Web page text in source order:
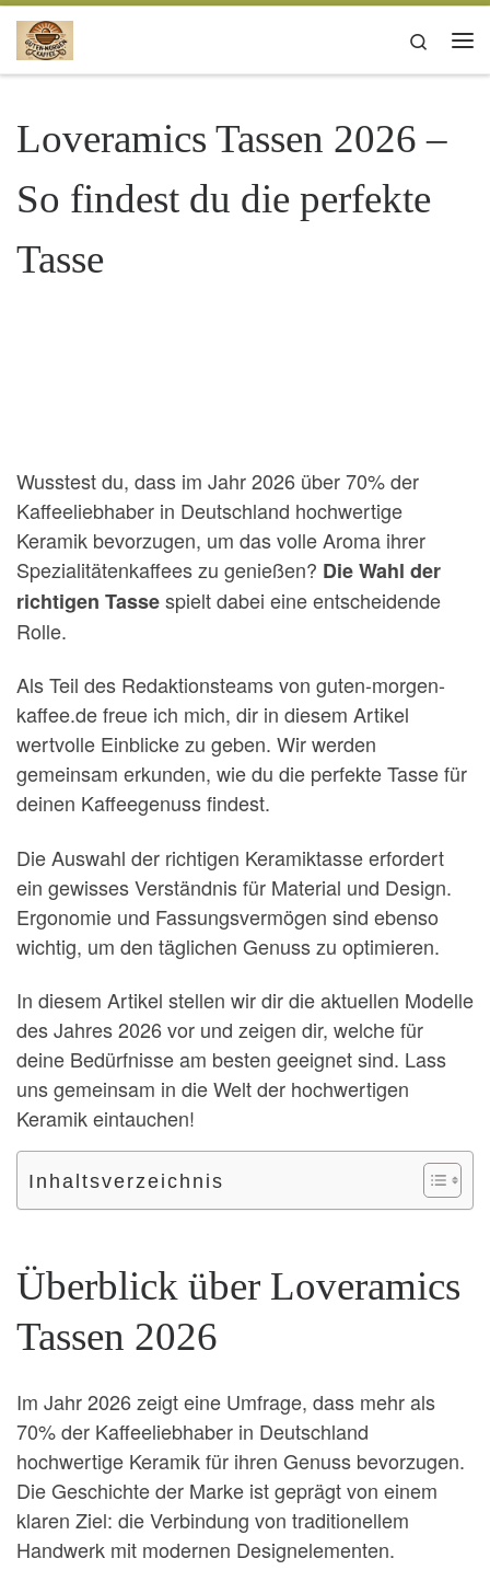
Zum Inhalt springen
Search
Loveramics Tassen 2026 –
So findest du die perfekte
Tasse
Wusstest du, dass im Jahr 2026 über 70% der
Kaffeeliebhaber in Deutschland hochwertige
Keramik bevorzugen, um das volle Aroma ihrer
Spezialitätenkaffees zu genießen? Die Wahl der
richtigen Tassespielt dabei eine entscheidende
Rolle.
Als Teil des Redaktionsteams von guten-morgen-
kaffee.de freue ich mich, dir in diesem Artikel
wertvolle Einblicke zu geben. Wir werden
gemeinsam erkunden, wie du die perfekte Tasse für
deinen Kaffeegenuss findest.
Die Auswahl der richtigen Keramiktasse erfordert
ein gewisses Verständnis für Material und Design.
Ergonomie und Fassungsvermögen sind ebenso
wichtig, um den täglichen Genuss zu optimieren.
In diesem Artikel stellen wir dir die aktuellen Modelle
des Jahres 2026 vor und zeigen dir, welche für
deine Bedürfnisse am besten geeignet sind. Lass
uns gemeinsam in die Welt der hochwertigen
Keramik eintauchen!
Inhaltsverzeichnis
Überblick über Loveramics
Tassen 2026
Im Jahr 2026 zeigt eine Umfrage, dass mehr als
70% der Kaffeeliebhaber in Deutschland
hochwertige Keramik für ihren Genuss bevorzugen.
Die Geschichte der Marke ist geprägt von einem
klaren Ziel: die Verbindung von traditionellem
Handwerk mit modernen Designelementen.